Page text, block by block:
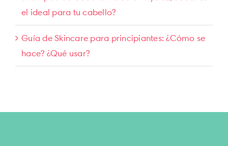
el ideal para tu cabello?
Guía de Skincare para principiantes: ¿Cómo se
hace? ¿Qué usar?